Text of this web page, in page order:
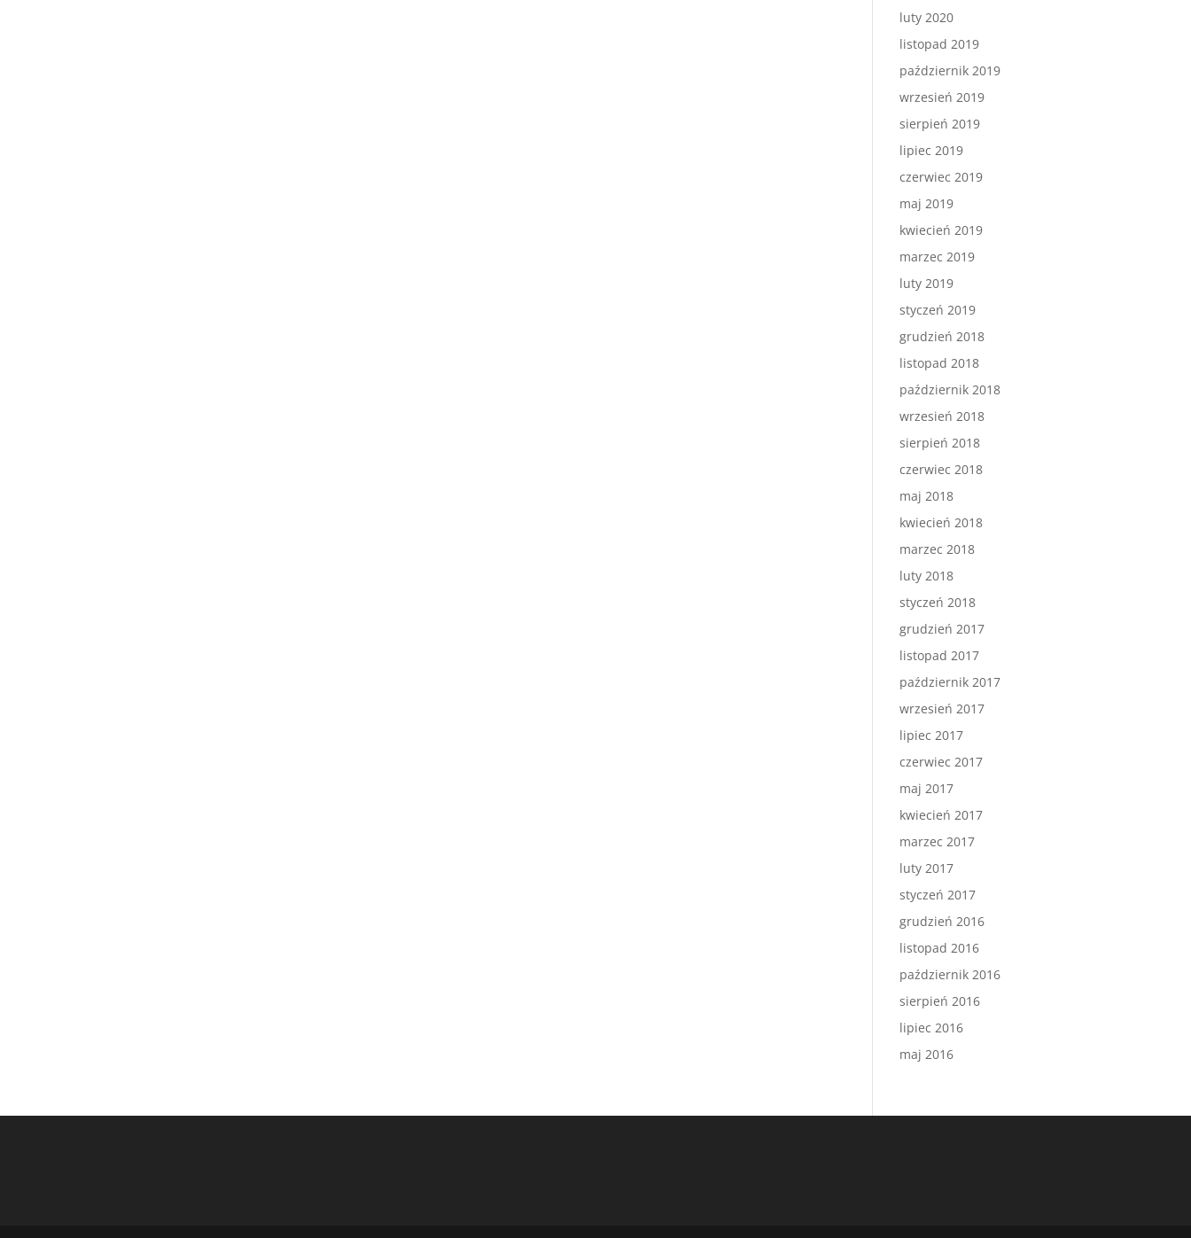
luty 2020
listopad 2019
październik 2019
wrzesień 2019
sierpień 2019
lipiec 2019
czerwiec 2019
maj 2019
kwiecień 2019
marzec 2019
luty 2019
styczeń 2019
grudzień 2018
listopad 2018
październik 2018
wrzesień 2018
sierpień 2018
czerwiec 2018
maj 2018
kwiecień 2018
marzec 2018
luty 2018
styczeń 2018
grudzień 2017
listopad 2017
październik 2017
wrzesień 2017
lipiec 2017
czerwiec 2017
maj 2017
kwiecień 2017
marzec 2017
luty 2017
styczeń 2017
grudzień 2016
listopad 2016
październik 2016
sierpień 2016
lipiec 2016
maj 2016